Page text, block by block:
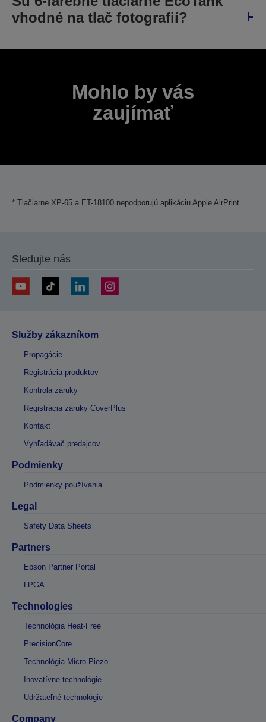
vhodné na tlač fotografií?
Mohlo by vás
zaujímať
* Tlačiarne XP-65 a ET-18100 nepodporujú aplikáciu Apple AirPrint.
Sledujte nás
Služby zákazníkom
Propagácie
Registrácia produktov
Kontrola záruky
Registrácia záruky CoverPlus
Kontakt
Vyhľadávač predajcov
Podmienky
Podmienky používania
Legal
Safety Data Sheets
Partners
Epson Partner Portal
LPGA
Technologies
Technológia Heat-Free
PrecisionCore
Technológia Micro Piezo
Inovatívne technológie
Udržateľné technológie
Company